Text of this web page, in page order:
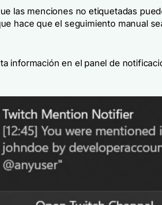
las menciones no etiquetadas
hace que el seguimiento manual
información en el panel de